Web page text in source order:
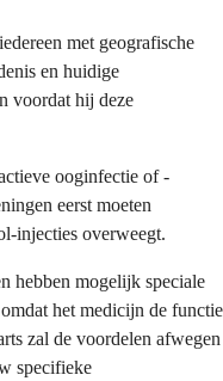
met geografische
en huidige
voordat hij deze
ooginfectie of -
eerst moeten
injecties overweegt.
hebben mogelijk speciale
het medicijn de functie
zal de voordelen afwegen
specifieke